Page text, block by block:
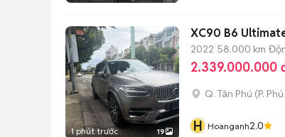
1 phút trước 19
XC90 B6
2022 58.000 km
2.339.000.000
Q. Tân Phú (P.
H Hoanganh2.0